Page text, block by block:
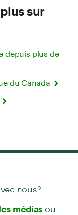
sur
depuis plus de
du Canada
nous?
médias ou